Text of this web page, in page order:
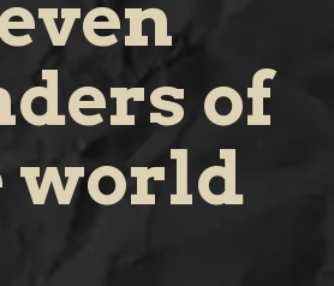
of
world